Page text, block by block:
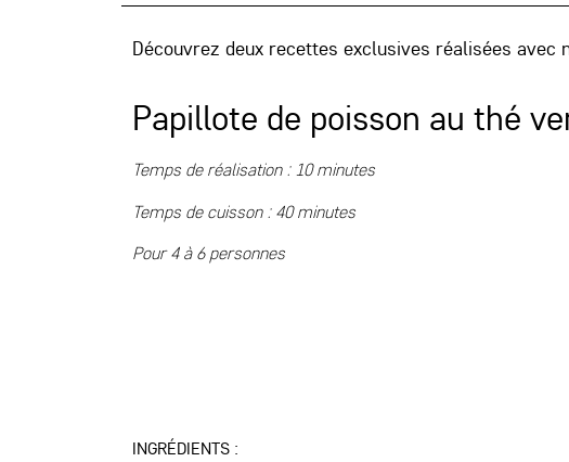
Découvrez deux recettes exclusives réalisées avec
Papillote de poisson au thé
Temps de réalisation : 10 minutes
Temps de cuisson : 40 minutes
Pour 4 à 6 personnes
INGRÉDIENTS :